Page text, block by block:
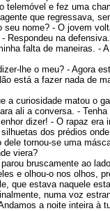
telemóvel e fez uma
que regressava,
nome? - O jovem
na
falta de maneiras. -
lhe o meu? - Agora
está a fazer nada de
curiosidade matou o
ali a conversa. -
dizer! - O rapaz era
dos prédios
tornou-se uma
viera?
bruscamente ao
e olhou-o nos olhos,
que estava naquele
numa voz
a noite inteira à